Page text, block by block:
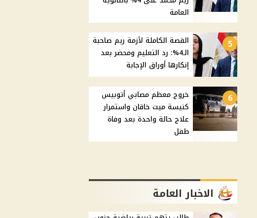
العامة
5
القصة الكاملة لأزمة ريم صاحبة
الـ4%: رد التعليم ومحضر بعد
إنكارها أوراق الإجابة
6
خروج معظم مصابي أتوبيس
كنيسة ميت خاقان واستمرار
علاج حالة واحدة بعد وفاة
طفل
الاخبار العامة